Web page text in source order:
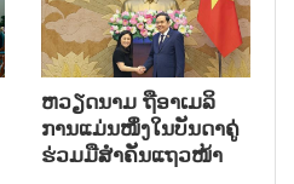
ຫ​ວຽດ​ນາມ ຖື​ອາ​ເມ​ລິ​
ການ​ແມ່ນ​ໜຶ່ງ​ໃນ​ບັນ​ດາ​ຄູ່​
ຮ່ວມ​ມື​ສຳ​ຄັນ​ແຖວ​ໜ້າ